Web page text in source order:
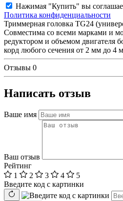
Нажимая "Купить" вы
Политика конфиденциальности
Триммерная головка TG24
Совместима со всеми марками и
редуктором и объемом двигателя
корд любого сечения от 2 мм до 4
Отзывы 0
Написать отзыв
Ваше имя
Ваш отзыв
Рейтинг
1
2 3 4
5
Введите код с картинки